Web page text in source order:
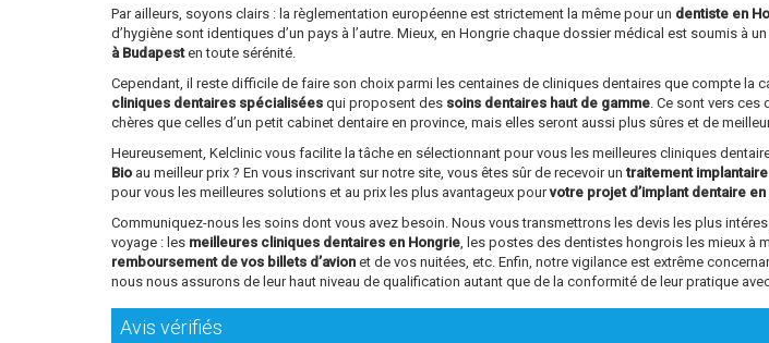
Par ailleurs, soyons clairs : la règlementation européenne est strictement la même pour un dentiste en
d’hygiène sont identiques d’un pays à l’autre. Mieux, en Hongrie chaque dossier médical est soumis à
à Budapesten toute sérénité.
Cependant, il reste difficile de faire son choix parmi les centaines de cliniques dentaires que compte
cliniques dentaires spécialisées qui proposent des soins dentaires haut de gamme. Ce sont vers ces
chères que celles d’un petit cabinet dentaire en province, mais elles seront aussi plus sûres et de
Heureusement, Kelclinic vous facilite la tâche en sélectionnant pour vous les meilleures cliniques
Bio au meilleur prix ? En vous inscrivant sur notre site, vous êtes sûr de recevoir untraitement
pour vous les meilleures solutions et au prix les plus avantageux pourvotre projet d’implant dentaire
Communiquez-nous les soins dont vous avez besoin. Nous vous transmettrons les devis les plus
voyage : les meilleures cliniques dentaires en Hongrie, les postes des dentistes hongrois les mieux à
remboursement de vos billets d’avion et de vos nuitées, etc. Enfin, notre vigilance est extrême
nous nous assurons de leur haut niveau de qualification autant que de la conformité de leur pratique
Avis vérifiés